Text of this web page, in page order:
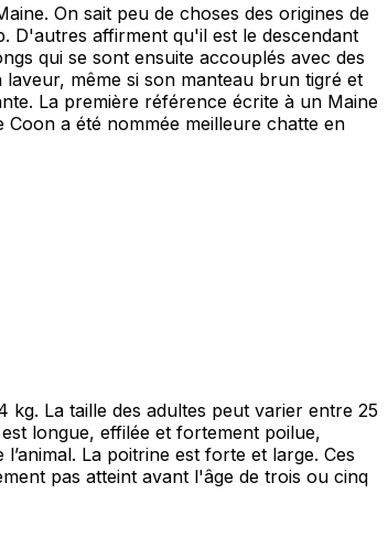
On sait peu de choses des origines de
D'autres affirment qu'il est le descendant
qui se sont ensuite accouplés avec des
même si son manteau brun tigré et
La première référence écrite à un Maine
a été nommée meilleure chatte en
La taille des adultes peut varier entre 25
longue, effilée et fortement poilue,
La poitrine est forte et large. Ces
pas atteint avant l'âge de trois ou cinq